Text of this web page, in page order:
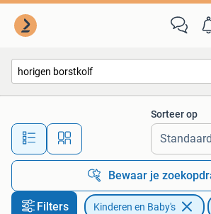
Alle afstanden…
Sorteer op
Bewaar je
Filters Kinderen en Baby's